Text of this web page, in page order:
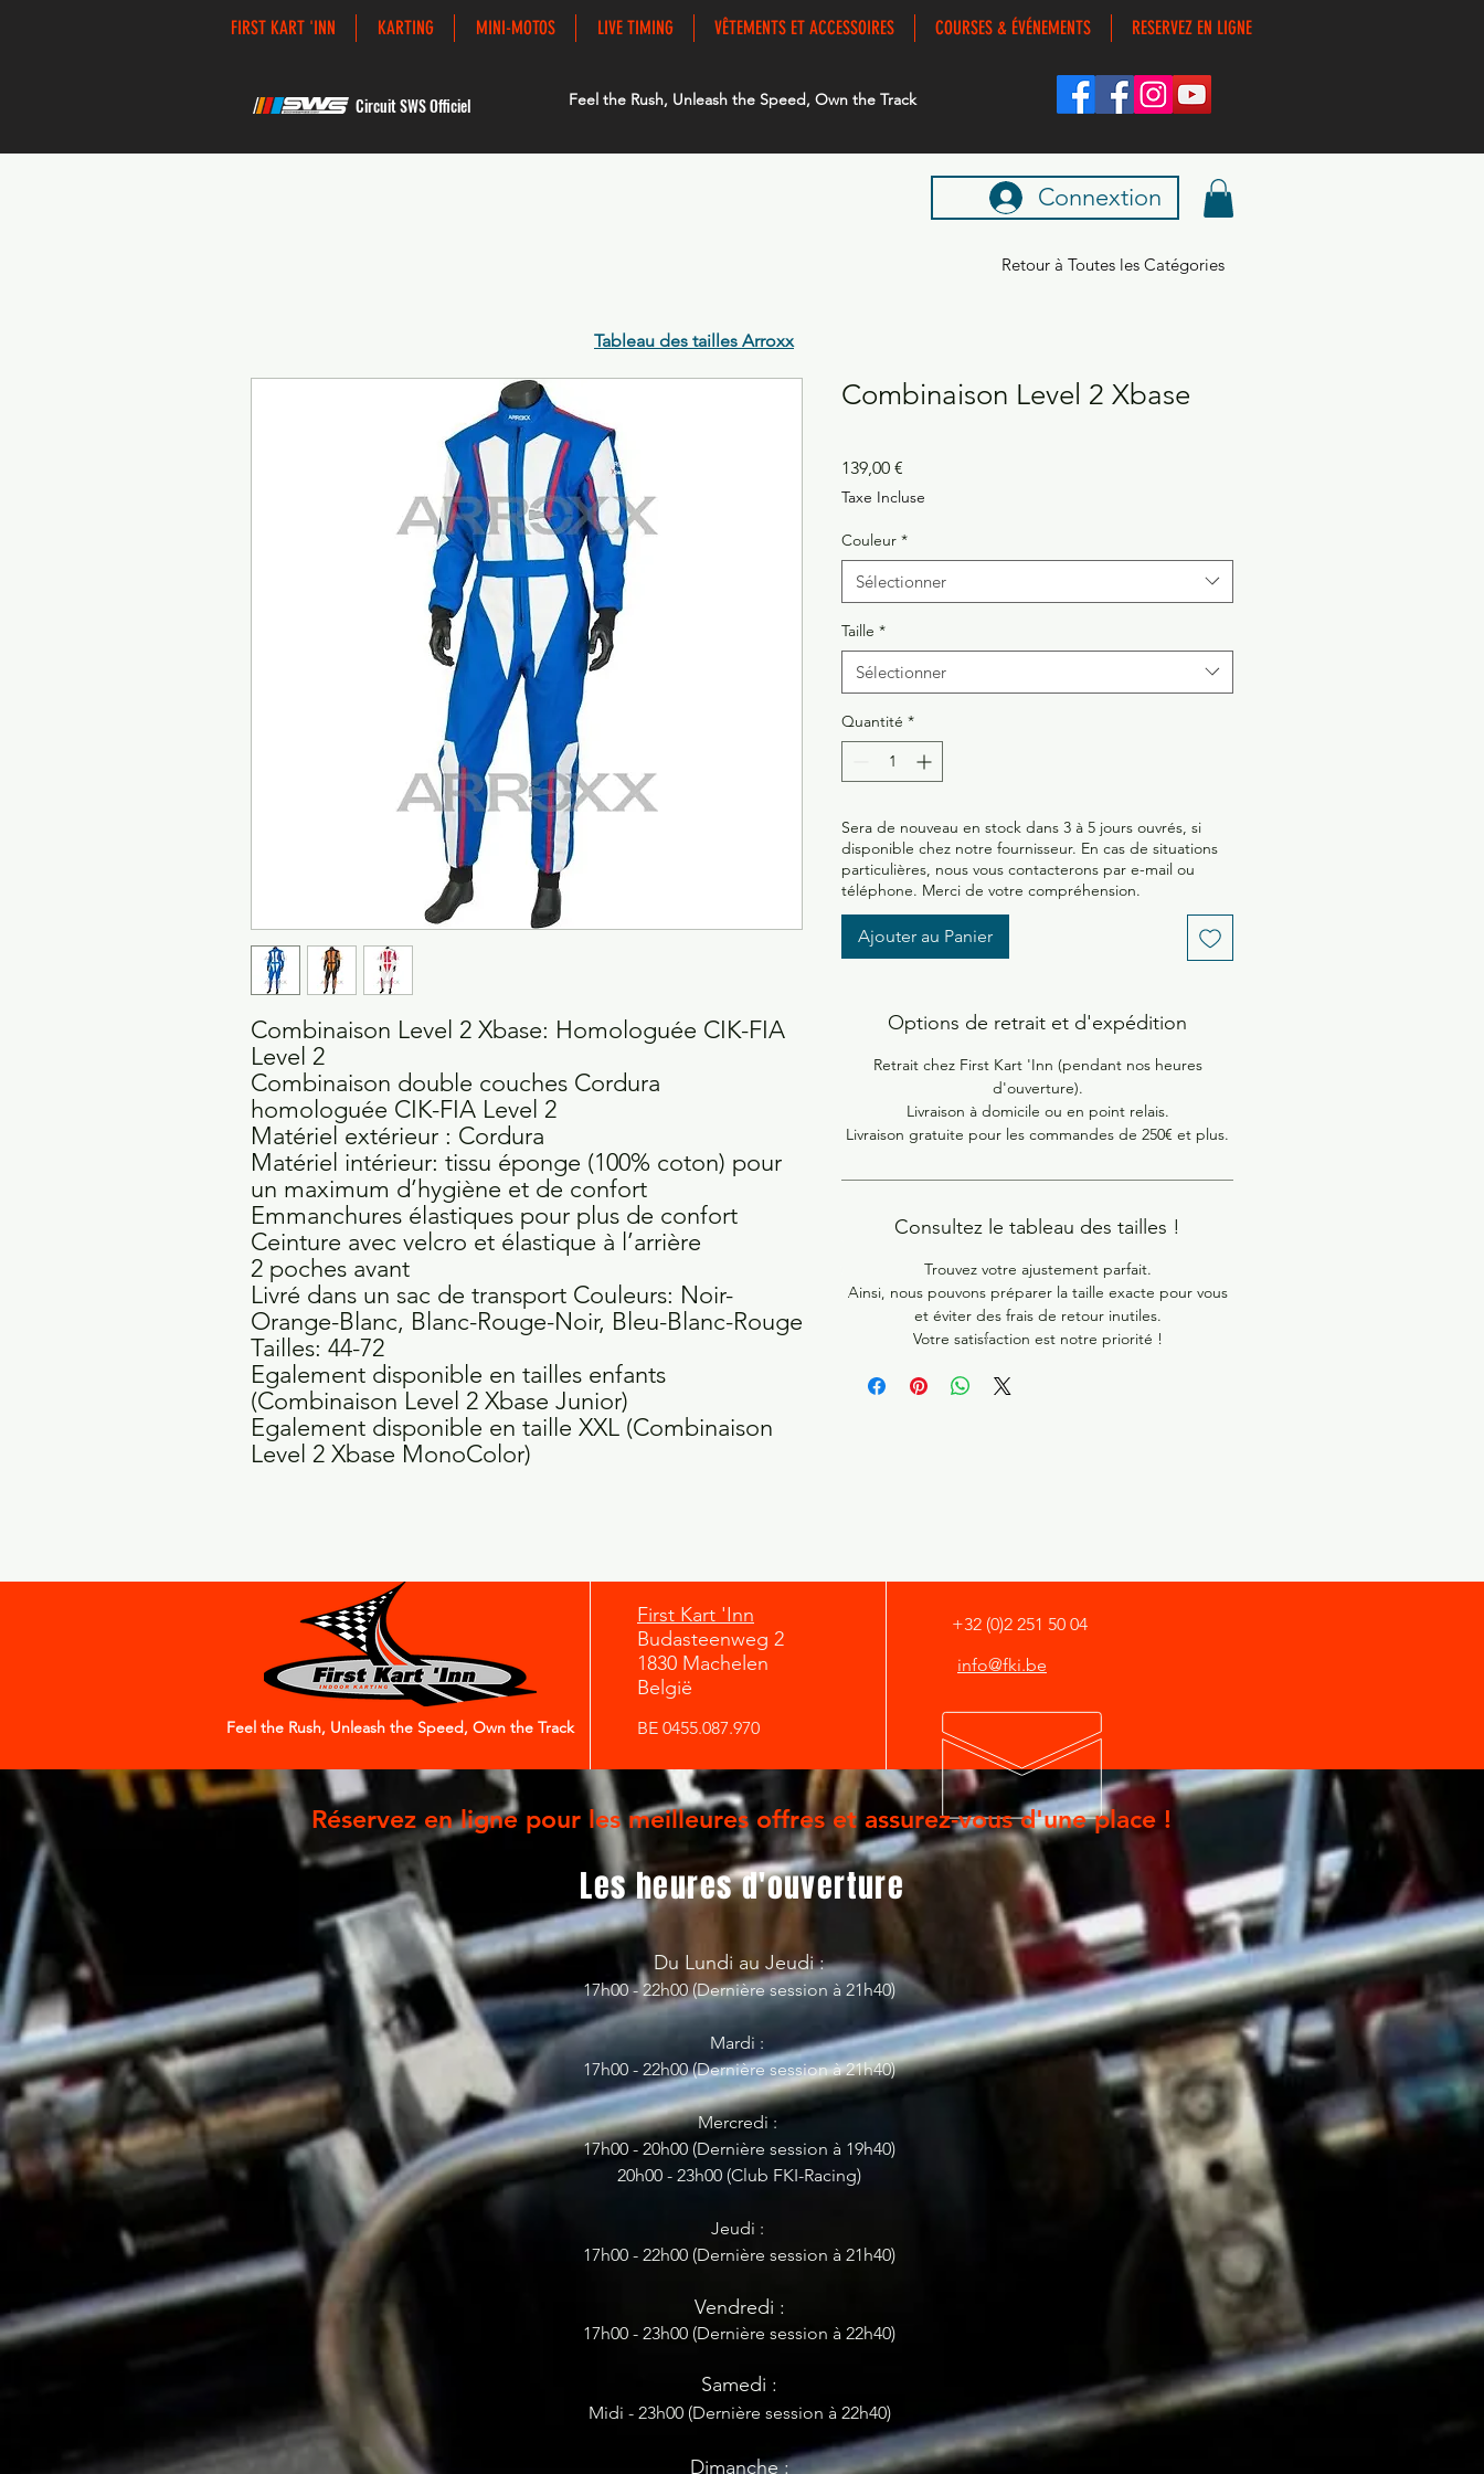
FIRST KART 'INN KARTING MINI-MOTOS LIVE TIMING VÊTEMENTS ET ACCESSOIRES COURSES & ÉVÉNEMENTS RESERVEZ EN LIGNE
Circuit SWS Officiel Feel the Rush, Unleash the Speed, Own the Track
Combinaison Level 2 Xbase: Homologuée CIK-FIA
Level 2
Combinaison double couches Cordura
homologuée CIK-FIA Level 2
Matériel extérieur : Cordura
Matériel intérieur: tissu éponge (100% coton) pour
un maximum d’hygiène et de confort
Emmanchures élastiques pour plus de confort
Ceinture avec velcro et élastique à l’arrière
2 poches avant
Livré dans un sac de transport Couleurs: Noir-
Orange-Blanc, Blanc-Rouge-Noir, Bleu-Blanc-Rouge
Tailles: 44-72
Egalement disponible en tailles enfants
(Combinaison Level 2 Xbase Junior)
Egalement disponible en taille XXL (Combinaison
Level 2 Xbase MonoColor)
Combinaison Level 2 Xbase
139,00 €
Taxe Incluse
Couleur *
Sélectionner
Taille *
Sélectionner
Quantité *
Sera de nouveau en stock dans 3 à 5 jours ouvrés, si
disponible chez notre fournisseur. En cas de situations
particulières, nous vous contacterons par e-mail ou
téléphone. Merci de votre compréhension.
Ajouter au Panier
Options de retrait et d'expédition
Retrait chez First Kart 'Inn (pendant nos heures
d'ouverture).
Livraison à domicile ou en point relais.
Livraison gratuite pour les commandes de 250€ et plus.
Consultez le tableau des tailles !
Trouvez votre ajustement parfait.
Ainsi, nous pouvons préparer la taille exacte pour vous
et éviter des frais de retour inutiles.
Votre satisfaction est notre priorité !
Connextion
Tableau des tailles Arroxx
Retour à Toutes les Catégories
Feel the Rush, Unleash the Speed, Own the Track
First Kart 'Inn
Budasteenweg 2
1830 Machelen
België
BE 0455.087.970
+32 (0)2 251 50 04
info@fki.be
Réservez en ligne pour les meilleures offres et assurez-vous d'une place !
Les heures d'ouverture
Du Lundi au Jeudi :
17h00 - 22h00 (Dernière session à 21h40)
Mardi :
17h00 - 22h00 (Dernière session à 21h40)
Mercredi :
17h00 - 20h00 (Dernière session à 19h40)
20h00 - 23h00 (Club FKI-Racing)
Jeudi :
17h00 - 22h00 (Dernière session à 21h40)
Vendredi :
17h00 - 23h00 (Dernière session à 22h40)
Samedi :
Midi - 23h00 (Dernière session à 22h40)
Dimanche :